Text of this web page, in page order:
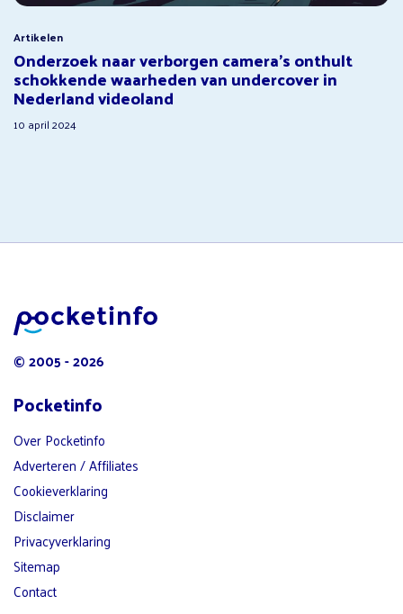
Artikelen
Onderzoek naar verborgen camera’s onthult
schokkende waarheden van undercover in
Nederland videoland
10 april 2024
© 2005 - 2026
Pocketinfo
Over Pocketinfo
Adverteren / Affiliates
Cookieverklaring
Disclaimer
Privacyverklaring
Sitemap
Contact